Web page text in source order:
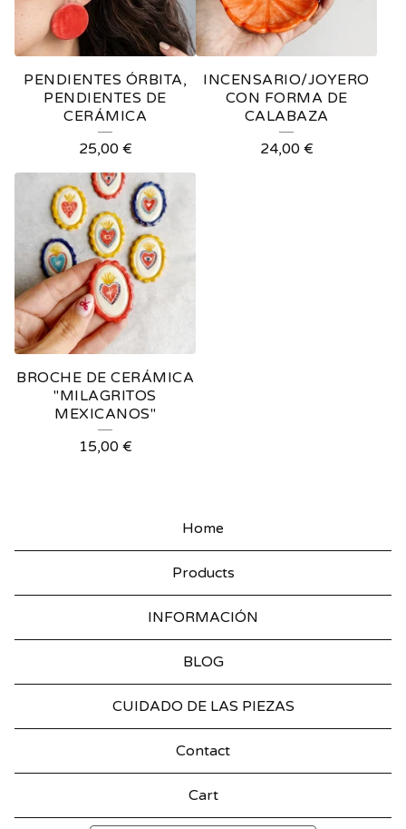
PENDIENTES ÓRBITA,
PENDIENTES DE
CERÁMICA
25,00 €
INCENSARIO/JOYERO
CON FORMA DE
CALABAZA
24,00 €
BROCHE DE CERÁMICA
"MILAGRITOS
MEXICANOS"
15,00 €
Home
Products
INFORMACIÓN
BLOG
CUIDADO DE LAS PIEZAS
Contact
Cart